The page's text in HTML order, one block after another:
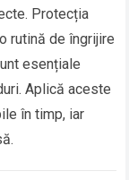
Protecția
rutină de îngrijire
esențiale
Aplică aceste
în timp, iar